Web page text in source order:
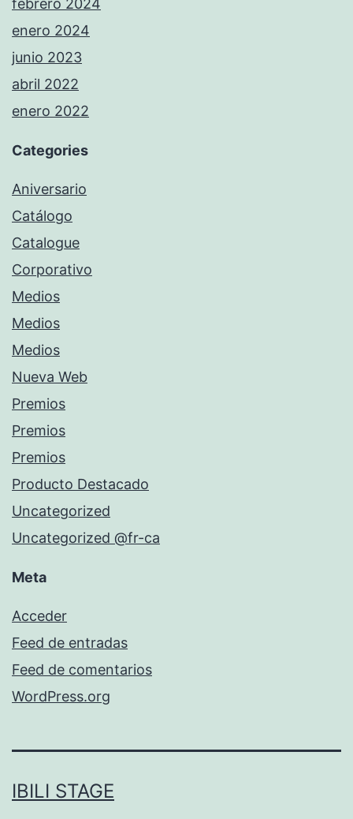
febrero 2024
enero 2024
junio 2023
abril 2022
enero 2022
Categories
Aniversario
Catálogo
Catalogue
Corporativo
Medios
Medios
Medios
Nueva Web
Premios
Premios
Premios
Producto Destacado
Uncategorized
Uncategorized @fr-ca
Meta
Acceder
Feed de entradas
Feed de comentarios
WordPress.org
IBILI STAGE